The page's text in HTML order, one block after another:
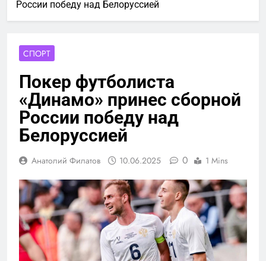
России победу над Белоруссией
СПОРТ
Покер футболиста
«Динамо» принес сборной
России победу над
Белоруссией
Анатолий Филатов 10.06.2025 0 1 Mins